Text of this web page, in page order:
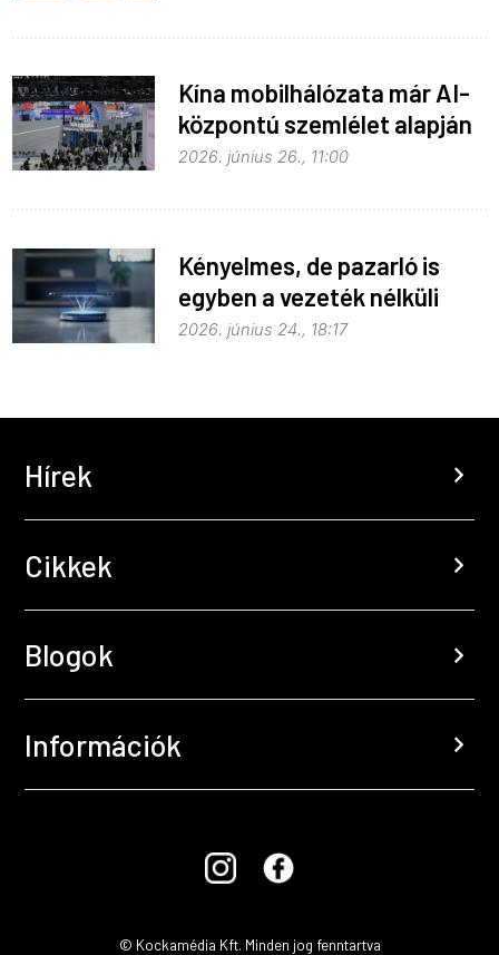
Kína mobilhálózata már AI-
központú szemlélet alapján
fejlődik
2026. június 26., 11:00
Kényelmes, de pazarló is
egyben a vezeték nélküli
töltés
2026. június 24., 18:17
Hírek chevron_right
Cikkek chevron_right
Blogok chevron_right
Információk chevron_right
© Kockamédia Kft. Minden jog fenntartva